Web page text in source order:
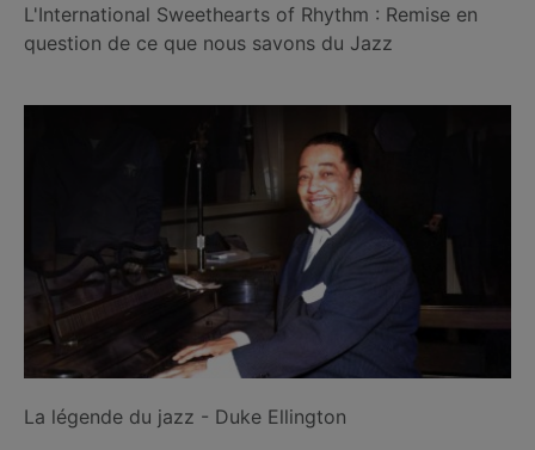
L'International Sweethearts of Rhythm : Remise en
question de ce que nous savons du Jazz
La légende du jazz - Duke Ellington